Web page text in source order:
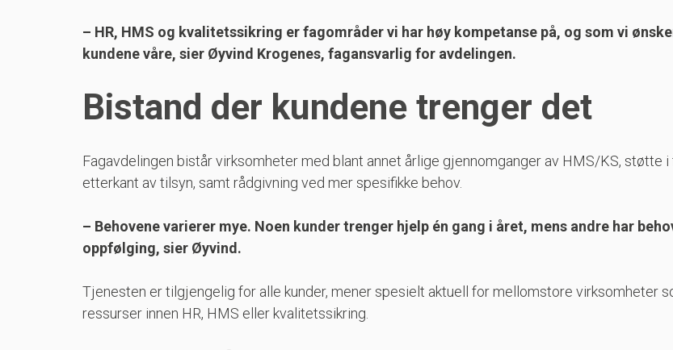
– HR, HMS og kvalitetssikring er fagområder vi har høy kompetanse på, og som vi
kundene våre, sier Øyvind Krogenes, fagansvarlig for avdelingen.
Bistand der kundene trenger det
Fagavdelingen bistår virksomheter med blant annet årlige gjennomganger av HMS/KS, støtte i
etterkant av tilsyn, samt rådgivning ved mer spesifikke behov.
– Behovene varierer mye. Noen kunder trenger hjelp én gang i året, mens andre har
oppfølging, sier Øyvind.
Tjenesten er tilgjengelig for alle kunder, mener spesielt aktuell for mellomstore virksomheter
ressurser innen HR, HMS eller kvalitetssikring.